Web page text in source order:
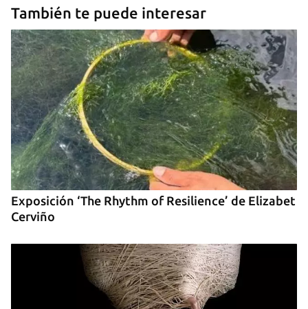
Guardar como favorito
Para poder guardar como favorito, primero has de
iniciar sesión con tu cuenta de 14ymedio.
INICIAR SESIÓN CANCELAR
También te puede interesar
Exposición ‘The Rhythm of Resilience’ de Elizabet
Cerviño